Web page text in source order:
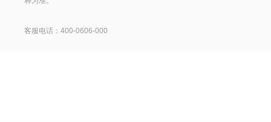
客服电话：400-0606-000